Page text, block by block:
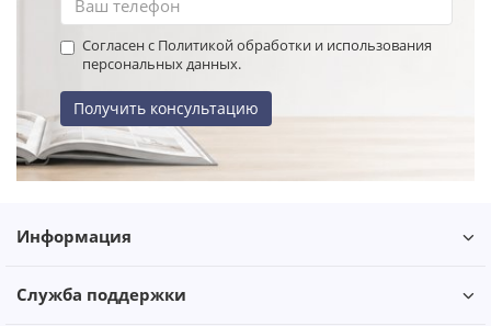
Согласен с Политикой обработки и использования
персональных данных.
Получить консультацию
Информация
Служба поддержки